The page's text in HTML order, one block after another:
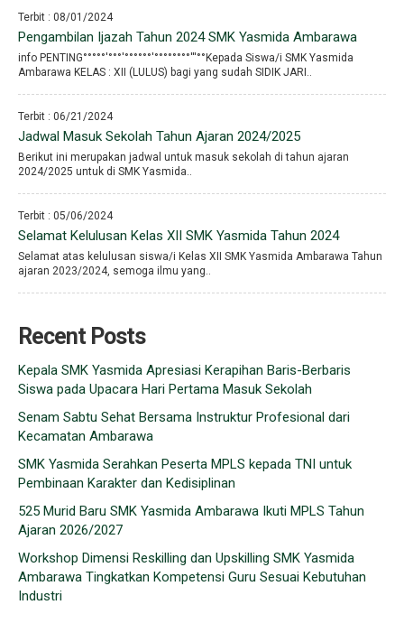
Terbit : 08/01/2024
Pengambilan Ijazah Tahun 2024 SMK Yasmida Ambarawa
info PENTING°°°°°′°°°′°°°°°°′°°°°°°°°′′′°°Kepada Siswa/i SMK Yasmida
Ambarawa KELAS : XII (LULUS) bagi yang sudah SIDIK JARI..
Terbit : 06/21/2024
Jadwal Masuk Sekolah Tahun Ajaran 2024/2025
Berikut ini merupakan jadwal untuk masuk sekolah di tahun ajaran
2024/2025 untuk di SMK Yasmida..
Terbit : 05/06/2024
Selamat Kelulusan Kelas XII SMK Yasmida Tahun 2024
Selamat atas kelulusan siswa/i Kelas XII SMK Yasmida Ambarawa Tahun
ajaran 2023/2024, semoga ilmu yang..
Recent Posts
Kepala SMK Yasmida Apresiasi Kerapihan Baris-Berbaris
Siswa pada Upacara Hari Pertama Masuk Sekolah
Senam Sabtu Sehat Bersama Instruktur Profesional dari
Kecamatan Ambarawa
SMK Yasmida Serahkan Peserta MPLS kepada TNI untuk
Pembinaan Karakter dan Kedisiplinan
525 Murid Baru SMK Yasmida Ambarawa Ikuti MPLS Tahun
Ajaran 2026/2027
Workshop Dimensi Reskilling dan Upskilling SMK Yasmida
Ambarawa Tingkatkan Kompetensi Guru Sesuai Kebutuhan
Industri